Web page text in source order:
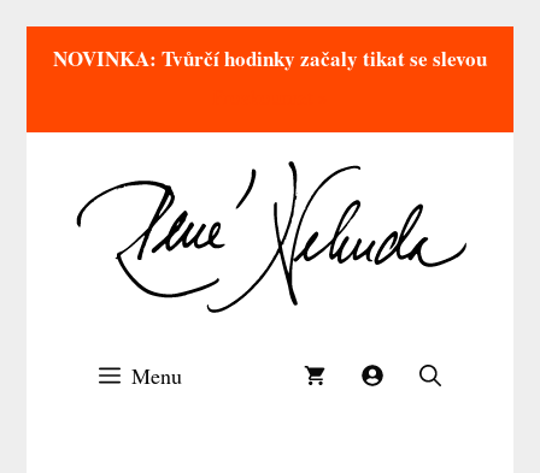
NOVINKA: Tvůrčí hodinky začaly tikat se slevou
obsah
Menu